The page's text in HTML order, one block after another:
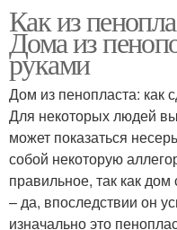
Как из
Дома из
руками
Дом из пенопласта: как
Для некоторых людей
может показаться
собой некоторую
правильное, так как
– да, впоследствии он
изначально это